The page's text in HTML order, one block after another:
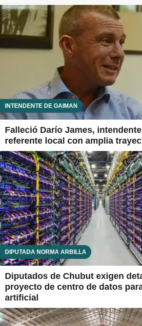
INTENDENTE DE GAIMAN
Falleció Darío James,
referente local con amplia
DIPUTADA NORMA ARBILLA
Diputados de Chubut exigen
proyecto de centro de datos
artificial